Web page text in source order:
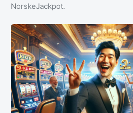
NorskeJackpot.